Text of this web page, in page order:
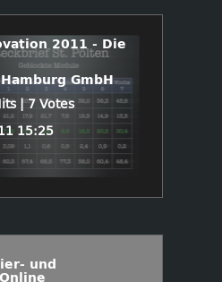
2011 - Die
GmbH
| 7 Votes
15:25
und